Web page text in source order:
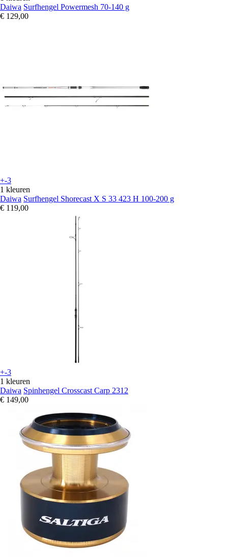
Daiwa Surfhengel Powermesh 70-140 g
€ 129,00
+-3
1 kleuren
Daiwa Surfhengel Shorecast X S 33 423 H 100-200 g
€ 119,00
+-3
1 kleuren
Daiwa Spinhengel Crosscast Carp 2312
€ 149,00